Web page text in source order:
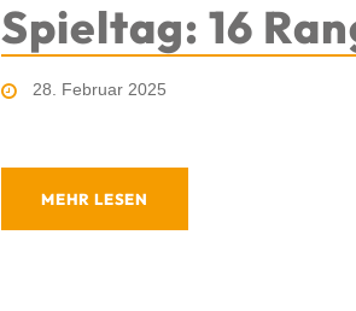
Spieltag: 16
28. Februar 2025
MEHR LESEN